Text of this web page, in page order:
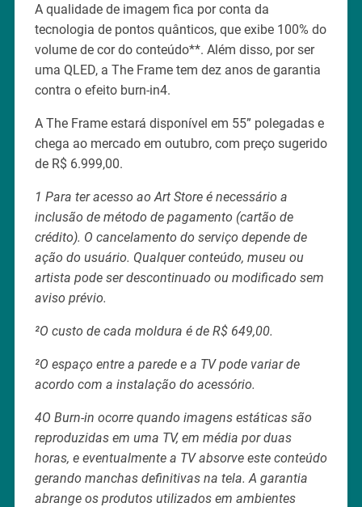
A qualidade de imagem fica por conta da
tecnologia de pontos quânticos, que exibe 100% do
volume de cor do conteúdo**. Além disso, por ser
uma QLED, a The Frame tem dez anos de garantia
contra o efeito burn-in4.
A The Frame estará disponível em 55” polegadas e
chega ao mercado em outubro, com preço sugerido
de R$ 6.999,00.
1 Para ter acesso ao Art Store é necessário a
inclusão de método de pagamento (cartão de
crédito). O cancelamento do serviço depende de
ação do usuário. Qualquer conteúdo, museu ou
artista pode ser descontinuado ou modificado sem
aviso prévio.
²O custo de cada moldura é de R$ 649,00.
²O espaço entre a parede e a TV pode variar de
acordo com a instalação do acessório.
4O Burn-in ocorre quando imagens estáticas são
reproduzidas em uma TV, em média por duas
horas, e eventualmente a TV absorve este conteúdo
gerando manchas definitivas na tela. A garantia
abrange os produtos utilizados em ambientes